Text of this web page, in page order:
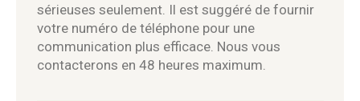
sérieuses seulement. Il est suggéré de fournir
votre numéro de téléphone pour une
communication plus efficace. Nous vous
contacterons en 48 heures maximum.